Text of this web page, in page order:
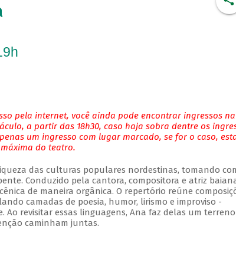
pela internet, você ainda pode encontrar ingressos na
a partir das 18h30, caso haja sobra dentre os
um ingresso com lugar marcado, se for o caso,
do teatro.
das culturas populares nordestinas, tomando
Conduzido pela cantora, compositora e atriz
de maneira orgânica. O repertório reúne
camadas de poesia, humor, lirismo e improviso -
revisitar essas linguagens, Ana faz delas um terreno
caminham juntas.